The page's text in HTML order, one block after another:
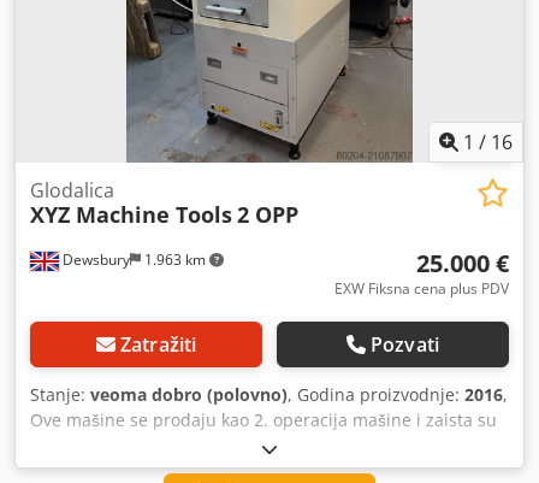
1 / 16
Dewsbury 1.963 km
Glodalica
XYZ Machine Tools2 OPP
25.000 €
EXW Fiksna cena plus PDV
Zatražiti Pozvati
Stanje: veoma dobro (polovno), Godina proizvodnje: 2016,
Ove mašine se prodaju kao 2. operacija mašine i zaista su
odlične u toj ulozi, ali mi ih smatramo za odlične male
mašine i za prvu operaciju. Može se organizovati